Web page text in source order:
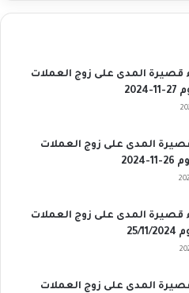
المدى على زوج العملات
المدى على زوج العملات
المدى على زوج العملات
المدى على زوج العملات